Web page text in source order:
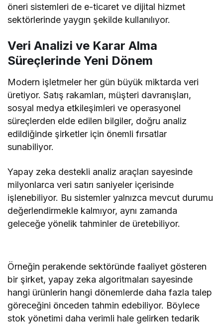
öneri sistemleri de e-ticaret ve dijital hizmet
sektörlerinde yaygın şekilde kullanılıyor.
Veri Analizi ve Karar Alma
Süreçlerinde Yeni Dönem
Modern işletmeler her gün büyük miktarda veri
üretiyor. Satış rakamları, müşteri davranışları,
sosyal medya etkileşimleri ve operasyonel
süreçlerden elde edilen bilgiler, doğru analiz
edildiğinde şirketler için önemli fırsatlar
sunabiliyor.
Yapay zeka destekli analiz araçları sayesinde
milyonlarca veri satırı saniyeler içerisinde
işlenebiliyor. Bu sistemler yalnızca mevcut durumu
değerlendirmekle kalmıyor, aynı zamanda
geleceğe yönelik tahminler de üretebiliyor.
Örneğin perakende sektöründe faaliyet gösteren
bir şirket, yapay zeka algoritmaları sayesinde
hangi ürünlerin hangi dönemlerde daha fazla talep
göreceğini önceden tahmin edebiliyor. Böylece
stok yönetimi daha verimli hale gelirken tedarik